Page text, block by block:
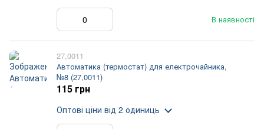
В наявності
27,0011
Автоматика (термостат) для електрочайника,
№8 (27,0011)
115 грн
Оптові ціни від 2 одиниць